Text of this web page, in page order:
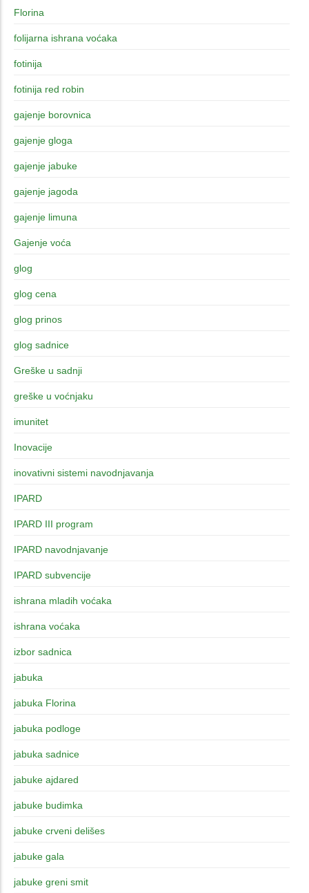
Florina
folijarna ishrana voćaka
fotinija
fotinija red robin
gajenje borovnica
gajenje gloga
gajenje jabuke
gajenje jagoda
gajenje limuna
Gajenje voća
glog
glog cena
glog prinos
glog sadnice
Greške u sadnji
greške u voćnjaku
imunitet
Inovacije
inovativni sistemi navodnjavanja
IPARD
IPARD III program
IPARD navodnjavanje
IPARD subvencije
ishrana mladih voćaka
ishrana voćaka
izbor sadnica
jabuka
jabuka Florina
jabuka podloge
jabuka sadnice
jabuke ajdared
jabuke budimka
jabuke crveni delišes
jabuke gala
jabuke greni smit